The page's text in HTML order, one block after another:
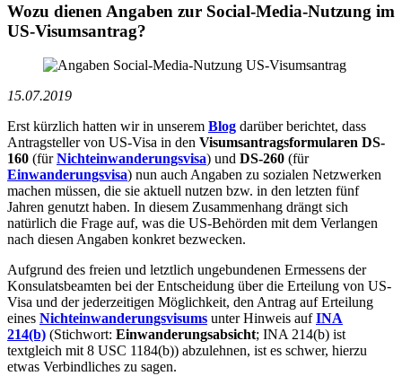
Wozu dienen Angaben zur Social-Media-Nutzung im
US-Visumsantrag?
15.07.2019
Erst kürzlich hatten wir in unserem Blog darüber berichtet, dass
Antragsteller von US-Visa in den Visumsantragsformularen DS-
160 (fürNichteinwanderungsvisa) und DS-260 (für
Einwanderungsvisa) nun auch Angaben zu sozialen Netzwerken
machen müssen, die sie aktuell nutzen bzw. in den letzten fünf
Jahren genutzt haben. In diesem Zusammenhang drängt sich
natürlich die Frage auf, was die US-Behörden mit dem Verlangen
nach diesen Angaben konkret bezwecken.
Aufgrund des freien und letztlich ungebundenen Ermessens der
Konsulatsbeamten bei der Entscheidung über die Erteilung von US-
Visa und der jederzeitigen Möglichkeit, den Antrag auf Erteilung
eines Nichteinwanderungsvisums unter Hinweis aufINA
214(b) (Stichwort: Einwanderungsabsicht; INA 214(b) ist
textgleich mit 8 USC 1184(b)) abzulehnen, ist es schwer, hierzu
etwas Verbindliches zu sagen.